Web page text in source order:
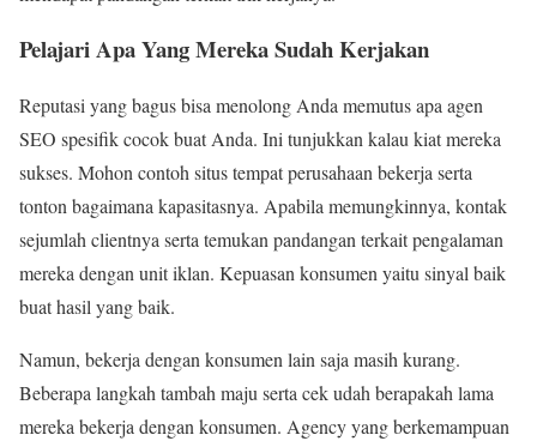
Pelajari Apa Yang Mereka Sudah Kerjakan
Reputasi yang bagus bisa menolong Anda memutus apa agen
SEO spesifik cocok buat Anda. Ini tunjukkan kalau kiat mereka
sukses. Mohon contoh situs tempat perusahaan bekerja serta
tonton bagaimana kapasitasnya. Apabila memungkinnya, kontak
sejumlah clientnya serta temukan pandangan terkait pengalaman
mereka dengan unit iklan. Kepuasan konsumen yaitu sinyal baik
buat hasil yang baik.
Namun, bekerja dengan konsumen lain saja masih kurang.
Beberapa langkah tambah maju serta cek udah berapakah lama
mereka bekerja dengan konsumen. Agency yang berkemampuan